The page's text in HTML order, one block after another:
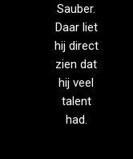
Sauber.
Daar liet
hij direct
zien dat
hij veel
talent
had.